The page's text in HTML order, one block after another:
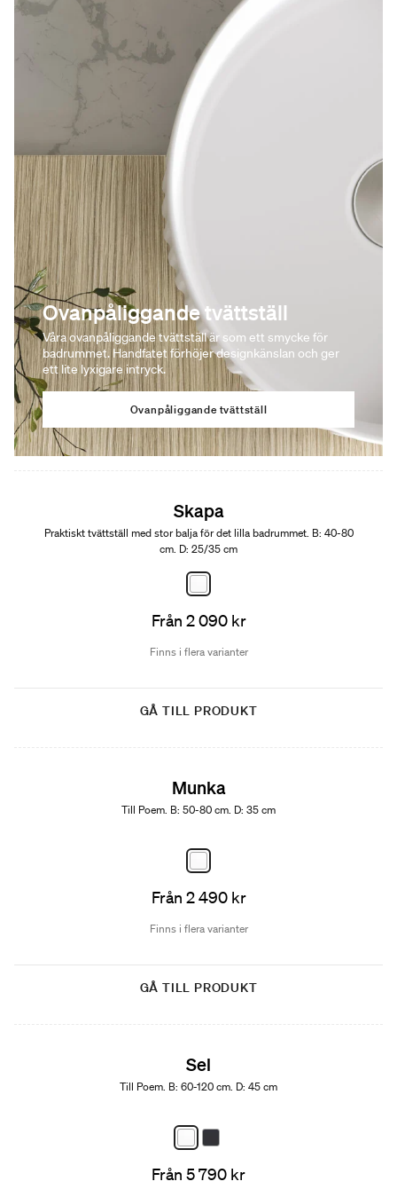
Ovanpåliggande tvättställ
Våra ovanpåliggande tvättställ är som ett smycke för
badrummet. Handfatet förhöjer designkänslan och ger
ett lite lyxigare intryck.
Ovanpåliggande tvättställ
Skapa
Praktiskt tvättställ med stor balja för det lilla badrummet. B: 40-80
cm. D: 25/35 cm
Från 2 090 kr
Finns i flera varianter
GÅ TILL PRODUKT
Munka
Till Poem. B: 50-80 cm. D: 35 cm
Från 2 490 kr
Finns i flera varianter
GÅ TILL PRODUKT
Sel
Till Poem. B: 60-120 cm. D: 45 cm
Från 5 790 kr